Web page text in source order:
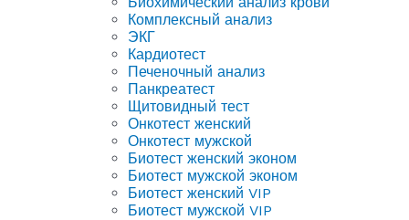
Комплексный анализ
ЭКГ
Кардиотест
Печеночный анализ
Панкреатест
Щитовидный тест
Онкотест женский
Онкотест мужской
Биотест женский эконом
Биотест мужской эконом
Биотест женский VIP
Биотест мужской VIP